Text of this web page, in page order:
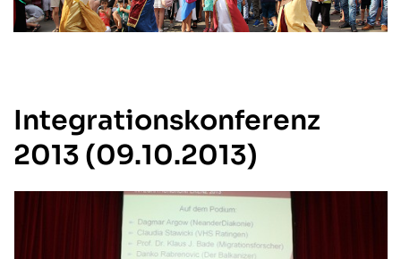
Integrationskonferenz
2013 (09.10.2013)